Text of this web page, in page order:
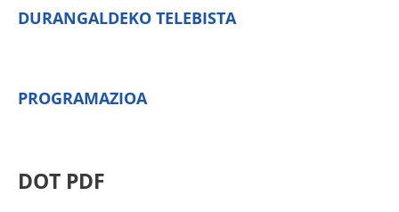
DURANGALDEKO TELEBISTA
PROGRAMAZIOA
DOT PDF